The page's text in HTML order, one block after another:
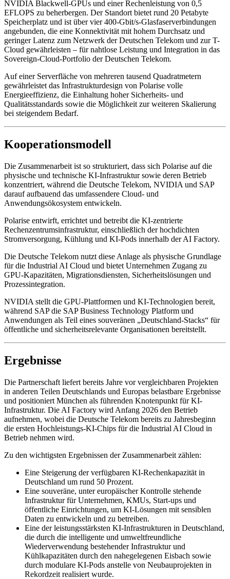
NVIDIA Blackwell-GPUs und einer Rechenleistung von 0,5
EFLOPS zu beherbergen. Der Standort bietet rund 20 Petabyte
Speicherplatz und ist über vier 400-Gbit/s-Glasfaserverbindungen
angebunden, die eine Konnektivität mit hohem Durchsatz und
geringer Latenz zum Netzwerk der Deutschen Telekom und zur T-
Cloud gewährleisten – für nahtlose Leistung und Integration in das
Sovereign-Cloud-Portfolio der Deutschen Telekom.
Auf einer Serverfläche von mehreren tausend Quadratmetern
gewährleistet das Infrastrukturdesign von Polarise volle
Energieeffizienz, die Einhaltung hoher Sicherheits- und
Qualitätsstandards sowie die Möglichkeit zur weiteren Skalierung
bei steigendem Bedarf.
Kooperationsmodell
Die Zusammenarbeit ist so strukturiert, dass sich Polarise auf die
physische und technische KI-Infrastruktur sowie deren Betrieb
konzentriert, während die Deutsche Telekom, NVIDIA und SAP
darauf aufbauend das umfassendere Cloud- und
Anwendungsökosystem entwickeln.
Polarise entwirft, errichtet und betreibt die KI-zentrierte
Rechenzentrumsinfrastruktur, einschließlich der hochdichten
Stromversorgung, Kühlung und KI-Pods innerhalb der AI Factory.
Die Deutsche Telekom nutzt diese Anlage als physische Grundlage
für die Industrial AI Cloud und bietet Unternehmen Zugang zu
GPU-Kapazitäten, Migrationsdiensten, Sicherheitslösungen und
Prozessintegration.
NVIDIA stellt die GPU-Plattformen und KI-Technologien bereit,
während SAP die SAP Business Technology Platform und
Anwendungen als Teil eines souveränen „Deutschland-Stacks“ für
öffentliche und sicherheitsrelevante Organisationen bereitstellt.
Ergebnisse
Die Partnerschaft liefert bereits Jahre vor vergleichbaren Projekten
in anderen Teilen Deutschlands und Europas belastbare Ergebnisse
und positioniert München als führenden Knotenpunkt für KI-
Infrastruktur. Die AI Factory wird Anfang 2026 den Betrieb
aufnehmen, wobei die Deutsche Telekom bereits zu Jahresbeginn
die ersten Hochleistungs-KI-Chips für die Industrial AI Cloud in
Betrieb nehmen wird.
Zu den wichtigsten Ergebnissen der Zusammenarbeit zählen:
Eine Steigerung der verfügbaren KI-Rechenkapazität in
Deutschland um rund 50 Prozent.
Eine souveräne, unter europäischer Kontrolle stehende
Infrastruktur für Unternehmen, KMUs, Start-ups und
öffentliche Einrichtungen, um KI-Lösungen mit sensiblen
Daten zu entwickeln und zu betreiben.
Eine der leistungsstärksten KI-Infrastrukturen in Deutschland,
die durch die intelligente und umweltfreundliche
Wiederverwendung bestehender Infrastruktur und
Kühlkapazitäten durch den nahegelegenen Eisbach sowie
durch modulare KI-Pods anstelle von Neubauprojekten in
Rekordzeit realisiert wurde.